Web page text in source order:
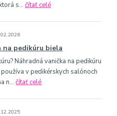
s... čítať celé
na pedikúru biela
Náhradná vanička na pedikúru
v pedikérskych salónoch
n...čítať celé